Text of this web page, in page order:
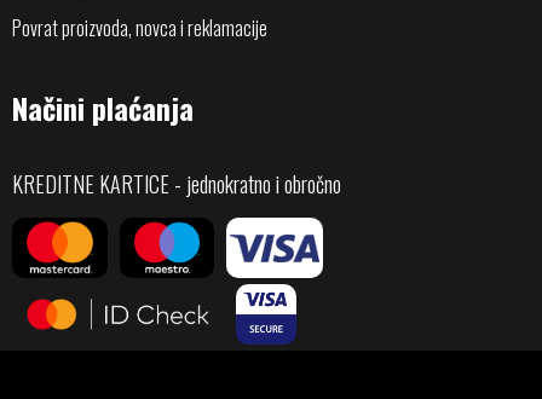
Povrat proizvoda, novca i reklamacije
Načini plaćanja
KREDITNE KARTICE - jednokratno i obročno